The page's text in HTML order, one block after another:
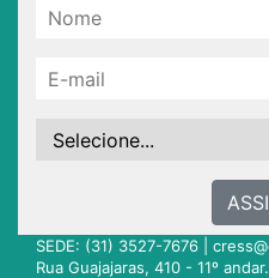
SEDE: (31) 3527-7676 |
Rua Guajajaras, 410 - 11º